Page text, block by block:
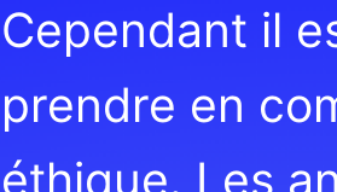
Cependant il
prendre en
éthique. Les